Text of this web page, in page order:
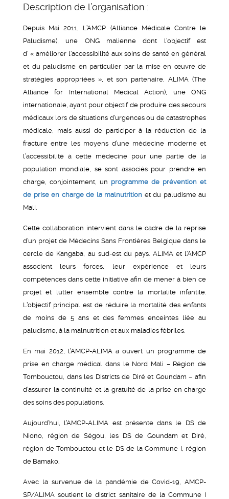
Description de l’organisation :
Depuis Mai 2011, L’AMCP (Alliance Médicale Contre le
Paludisme), une ONG malienne dont l’objectif est
d’ « améliorer l’accessibilité aux soins de santé en général
et du paludisme en particulier par la mise en œuvre de
stratégies appropriées », et son partenaire, ALIMA (The
Alliance for International Médical Action), une ONG
internationale, ayant pour objectif de produire des secours
médicaux lors de situations d’urgences ou de catastrophes
médicale, mais aussi de participer à la réduction de la
fracture entre les moyens d’une médecine moderne et
l’accessibilité à cette médecine pour une partie de la
population mondiale, se sont associés pour prendre en
charge, conjointement, un programme de prévention et
de prise en charge de la malnutrition et du paludisme au
Mali.
Cette collaboration intervient dans le cadre de la reprise
d’un projet de Médecins Sans Frontières Belgique dans le
cercle de Kangaba, au sud-est du pays. ALIMA et l’AMCP
associent leurs forces, leur expérience et leurs
compétences dans cette initiative afin de mener à bien ce
projet et lutter ensemble contre la mortalité infantile.
L’objectif principal est de réduire la mortalité des enfants
de moins de 5 ans et des femmes enceintes liée au
paludisme, à la malnutrition et aux maladies fébriles.
En mai 2012, l’AMCP-ALIMA a ouvert un programme de
prise en charge médical dans le Nord Mali – Région de
Tombouctou, dans les Districts de Diré et Goundam – afin
d’assurer la continuité et la gratuité de la prise en charge
des soins des populations.
Aujourd’hui, l’AMCP-ALIMA est présente dans le DS de
Niono, région de Ségou, les DS de Goundam et Diré,
région de Tombouctou et le DS de la Commune I, région
de Bamako.
Avec la survenue de la pandémie de Covid-19, AMCP-
SP/ALIMA soutient le district sanitaire de la Commune I